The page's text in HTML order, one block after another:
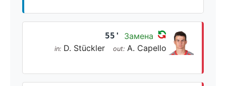
55' Замена
in: D. Stückler out: A. Capello